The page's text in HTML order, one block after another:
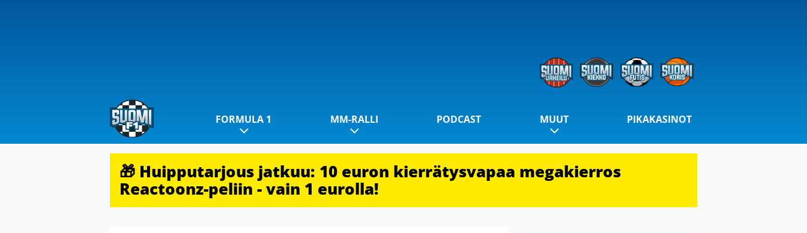
FORMULA 1 MM-RALLI PODCAST MUUT PIKAKASINOT
🎁 Huipputarjous jatkuu: 10 euron kierrätysvapaa megakierros
Reactoonz-peliin - vain 1 eurolla!